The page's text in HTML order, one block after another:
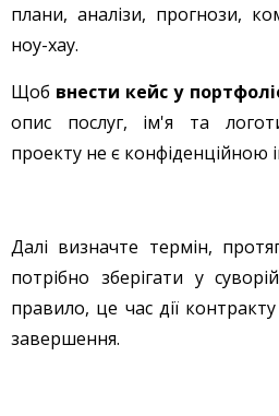
плани, аналізи, прогнози,
ноу-хау.
Щоб внести кейс у
опис послуг, ім'я та
проекту не є конфіденційною
Далі визначте термін,
потрібно зберігати у
правило, це час дії контракту
завершення.